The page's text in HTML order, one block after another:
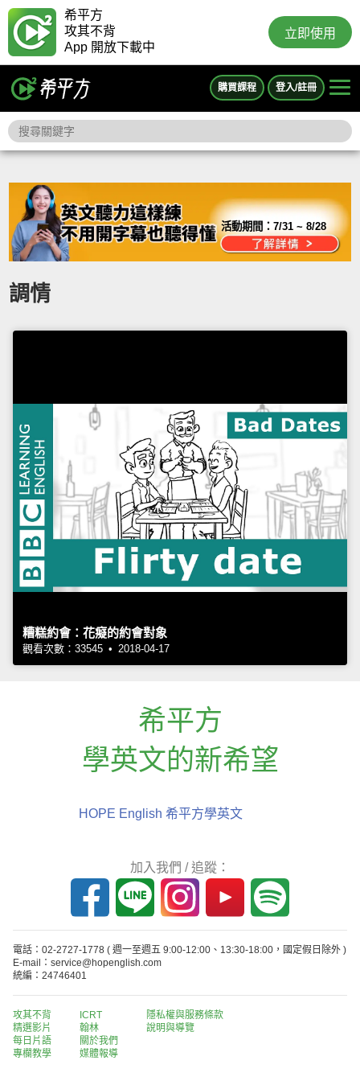
希平方
攻其不背
App 開放下載中
立即使用
購買課程 登入/註冊
活動期間：7/31 ~ 8/28
調情
糟糕約會：花癡的約會對象
觀看次數：33545 • 2018-04-17
希平方
學英文的新希望
HOPE English 希平方學英文
加入我們 / 追蹤：
電話：02-2727-1778 ( 週一至週五 9:00-12:00、13:30-18:00，國定假日除外 )
E-mail：service@hopenglish.com
統編：24746401
攻其不背
精選影片
每日片語
專欄教學
ICRT
翰林
關於我們
媒體報導
隱私權與服務條款
說明與導覽